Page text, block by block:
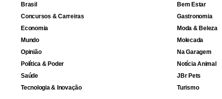
Outra
SEDH e de
a
oficializar o
que esse
Brasil
Concursos & Carreiras
Economia
Mundo
Opinião
Política & Poder
Saúde
Tecnologia & Inovação
Bem Estar
Gastronomia
Moda & Beleza
Molecada
Na Garagem
Notícia Animal
JBr Pets
Turismo